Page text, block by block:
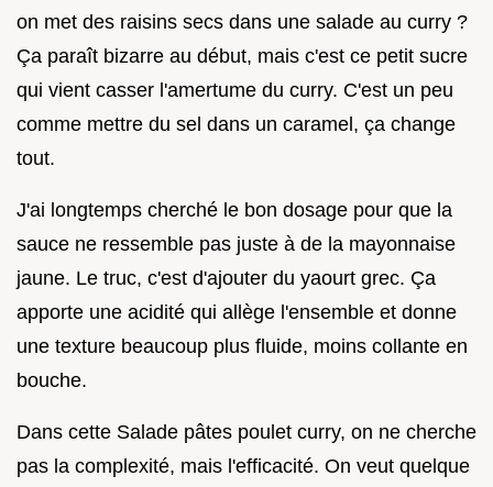
on met des raisins secs dans une salade au curry ?
Ça paraît bizarre au début, mais c'est ce petit sucre
qui vient casser l'amertume du curry. C'est un peu
comme mettre du sel dans un caramel, ça change
tout.
J'ai longtemps cherché le bon dosage pour que la
sauce ne ressemble pas juste à de la mayonnaise
jaune. Le truc, c'est d'ajouter du yaourt grec. Ça
apporte une acidité qui allège l'ensemble et donne
une texture beaucoup plus fluide, moins collante en
bouche.
Dans cette Salade pâtes poulet curry, on ne cherche
pas la complexité, mais l'efficacité. On veut quelque